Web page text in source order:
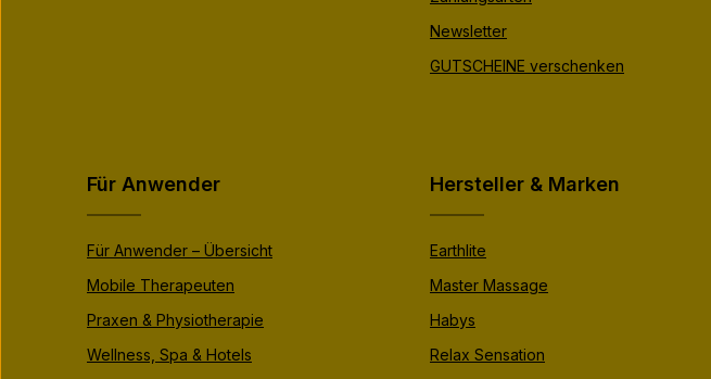
Newsletter
GUTSCHEINE verschenken
Für Anwender
Für Anwender – Übersicht
Mobile Therapeuten
Praxen & Physiotherapie
Wellness, Spa & Hotels
Hersteller & Marken
Earthlite
Master Massage
Habys
Relax Sensation